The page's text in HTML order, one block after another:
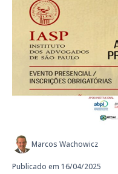
Marcos Wachowicz
Publicado em 16/04/2025